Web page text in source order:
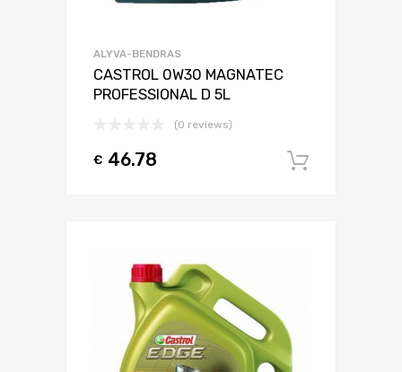
ALYVA-BENDRAS
CASTROL 0W30 MAGNATEC
PROFESSIONAL D 5L
(0 reviews)
€ 46.78